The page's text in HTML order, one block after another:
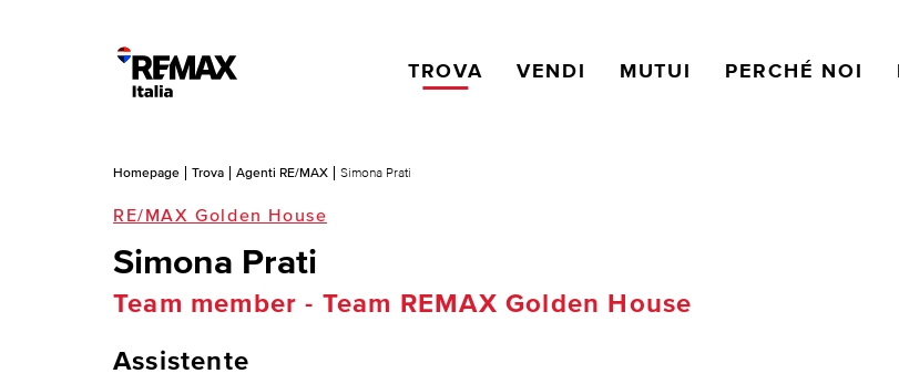
TROVA VENDI MUTUI PERCHÉ NOI
Homepage Trova Agenti RE/MAX Simona Prati
RE/MAX Golden House
Simona Prati
Team member - Team REMAX Golden House
Assistente